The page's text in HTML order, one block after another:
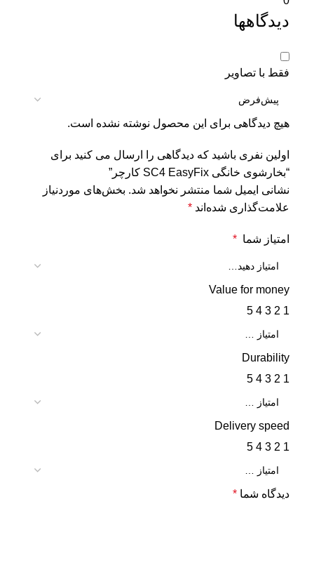
دیدگاهها
فقط با تصاویر
هیچ دیدگاهی برای این محصول نوشته نشده است.
اولین نفری باشید که دیدگاهی را ارسال می کنید برای
“بخارشوی خانگی SC4 EasyFix کارچر”
نشانی ایمیل شما منتشر نخواهد شد. بخش‌های موردنیاز
علامت‌گذاری شده‌اند *
امتیاز شما *
Value for money
1
2
3
4
5
Durability
1
2
3
4
5
Delivery speed
1
2
3
4
5
دیدگاه شما *